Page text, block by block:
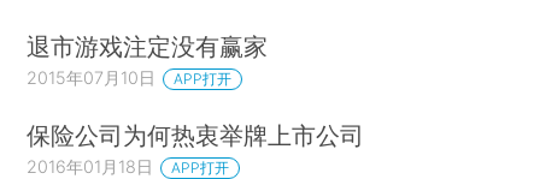
退市游戏注定没有赢家
2015年07月10日 APP打开
保险公司为何热衷举牌上市公司
2016年01月18日 APP打开